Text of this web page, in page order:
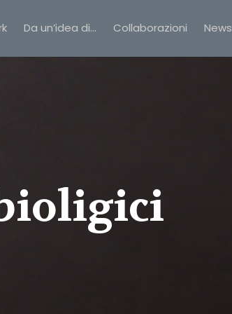
Da un’idea di… Collaborazioni News